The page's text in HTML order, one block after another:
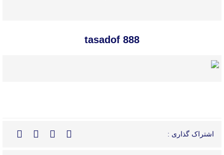
tasadof 888
اشتراک گذاری :